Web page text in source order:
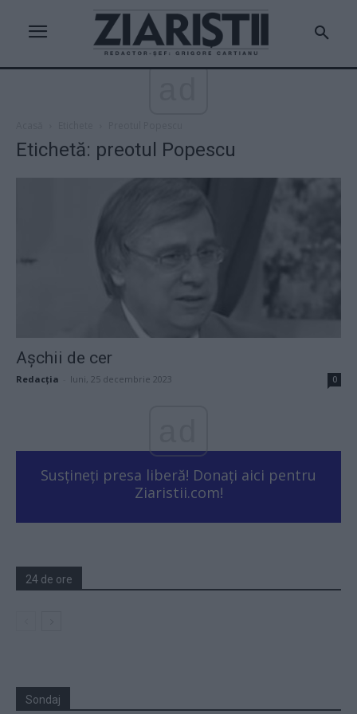
Etichetă: preotul Popescu
Așchii de cer
Redacţia luni, 25 decembrie 2023 0
Susțineți presa liberă! Donați aici pentru
Ziaristii.com!
24 de ore
Sondaj